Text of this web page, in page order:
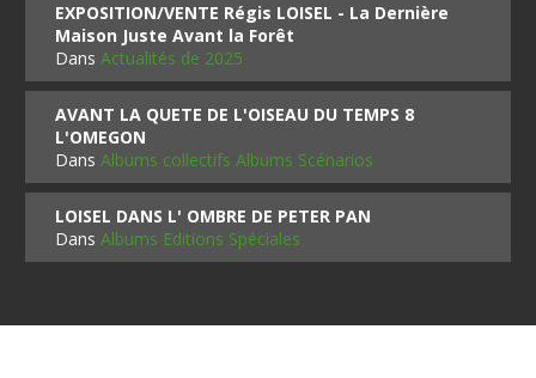
EXPOSITION/VENTE Régis LOISEL - La Dernière
Maison Juste Avant la Forêt
DansActualités de 2025
AVANT LA QUETE DE L'OISEAU DU TEMPS 8
L'OMEGON
DansAlbums collectifs Albums Scénarios
LOISEL DANS L' OMBRE DE PETER PAN
DansAlbums Editions Spéciales